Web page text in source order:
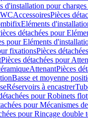
d'installation pour
AccessoiresPièces
Eléments
détachées pour
pour Eléments
fixationsPièces
Pièces détachées pour
AttenantPièces
Basse et moyenne
Réservoirs à encastrer
pour Robinets
pour Mécanismes
pour Rinçage double